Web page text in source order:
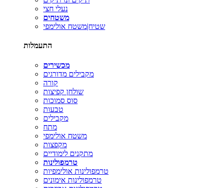
נעלי חצי
משטחים
שטיח|משטח אולימפי
התעמלות
מכשירים
מקבילים מדורגים
קורה
שולחן קפיצות
סוס סמוכות
טבעות
מקבילים
מתח
משטח אולימפי
מקפצות
מתקנים לימודיים
טרמפולינות
טרמפולינות אולימפיות
טרמפולינות אימונים